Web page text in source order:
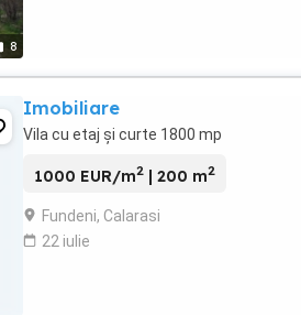
8
Imobiliare
Vila cu etaj și curte 1800 mp
1000 EUR/m2 | 200 m2
Fundeni, Calarasi
22 iulie